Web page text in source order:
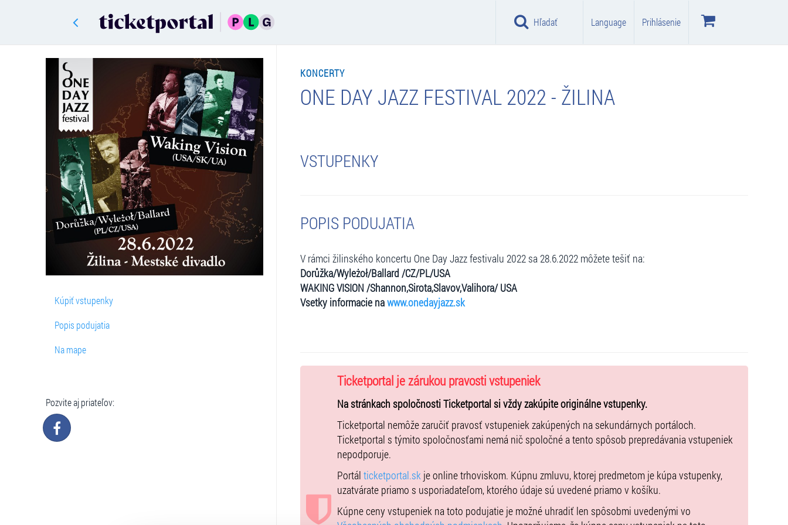
Hľadať Language Prihlásenie
Kúpiť vstupenky
Popis podujatia
Na mape
Pozvite aj priateľov:
KONCERTY
ONE DAY JAZZ FESTIVAL 2022 - ŽILINA
VSTUPENKY
POPIS PODUJATIA
V rámci žilinského koncertu One Day Jazz festivalu 2022 sa 28.6.2022 môžete tešiť na:
Dorůžka/Wyleżoł/Ballard /CZ/PL/USA
WAKING VISION /Shannon,Sirota,Slavov,Valihora/ USA
Vsetky informacie nawww.onedayjazz.sk
Ticketportal je zárukou pravosti vstupeniek
Na stránkach spoločnosti Ticketportal si vždy zakúpite originálne vstupenky.
Ticketportal nemôže zaručiť pravosť vstupeniek zakúpených na sekundárnych portáloch.
Ticketportal s týmito spoločnosťami nemá nič spoločné a tento spôsob prepredávania vstupeniek
nepodporuje.
Portál ticketportal.skje online trhoviskom. Kúpnu zmluvu, ktorej predmetom je kúpa vstupenky,
uzatvárate priamo s usporiadateľom, ktorého údaje sú uvedené priamo v košíku.
Kúpne ceny vstupeniek na toto podujatie je možné uhradiť len spôsobmi uvedenými vo